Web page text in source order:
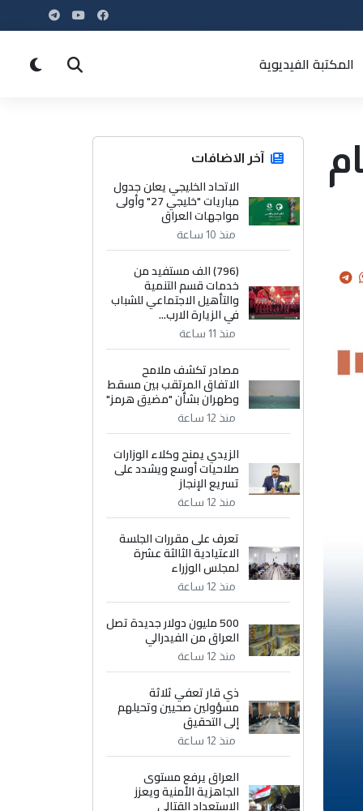
المكتبة الفيديوية
آخر الاضافات
الاتحاد الخليجي يعلن جدول
مباريات "خليجي 27" وأولى
مواجهات العراق
منذ 10 ساعة
(796) الف مستفيد من
خدمات قسم التنمية
والتأهيل الاجتماعي للشباب
في الزيارة الارب...
منذ 11 ساعة
مصادر تكشف ملامح
الاتفاق المرتقب بين مسقط
وطهران بشأن "مضيق هرمز"
منذ 12 ساعة
الزيدي يمنح وكلاء الوزارات
صلاحيات أوسع ويشدد على
تسريع الإنجاز
منذ 12 ساعة
تعرف على مقررات الجلسة
الاعتيادية الثالثة عشرة
لمجلس الوزراء
منذ 12 ساعة
500 مليون دولار جديدة تصل
العراق من الفيدرالي
منذ 12 ساعة
ذي قار تعفي ثلاثة
مسؤولين صحيين وتحيلهم
إلى التحقيق
منذ 12 ساعة
العراق يرفع مستوى
الجاهزية الأمنية ويعزز
الاستعداد القتالي